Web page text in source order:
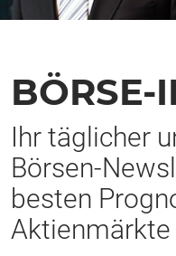
BÖRSE-
Ihr täglicher
Börsen-
besten
Aktienmärkte